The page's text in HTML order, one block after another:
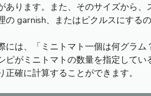
あります。また、そのサイズから
の garnish、またはピクルスにするの
には、「ミニトマト一個は何グラム
ピがミニトマトの数量を指定してい
確に計算することができます。